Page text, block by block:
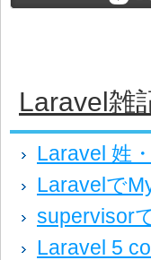
Laravel雑
Laravel 姓
Laravelで
supervisor
Laravel 5